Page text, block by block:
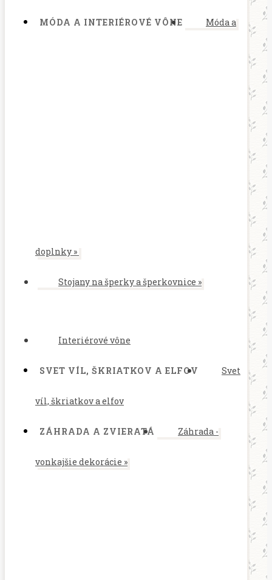
MÓDA A INTERIÉROVÉ VÔNE Móda a
doplnky »
Stojany na šperky a šperkovnice »
Interiérové vône
SVET VÍL, ŠKRIATKOV A ELFOV Svet
víl, škriatkov a elfov
ZÁHRADA A ZVIERATÁ Záhrada -
vonkajšie dekorácie »